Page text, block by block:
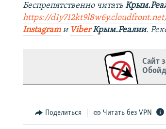
Беспрепятственно читать
https://
Instagramи Viber Крым.Реалии.
Сайт
Поделиться Читать без VPN